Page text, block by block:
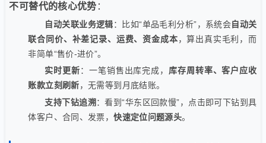
不可替代的核心优势 ：
自动关联业务逻辑：比如“单品毛利分析”，系统会自动关
联合同价、补差记录、运费、资金成本，算出真实毛利，而
非简单“售价-进价”。
实时更新：一笔销售出库完成， 库存周转率、客户应收
账款立刻刷新，无需等到月底结账。
支持下钻追溯 ：看到“华东区回款慢”，点击即可下钻到具
体客户、合同、发票，快速定位问题源头。